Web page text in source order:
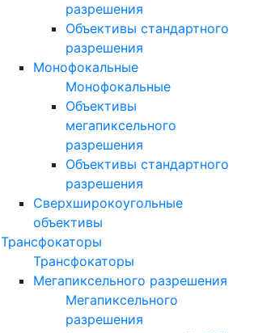
разрешения
Объективы стандартного
разрешения
Монофокальные
Монофокальные
Объективы
мегапиксельного
разрешения
Объективы стандартного
разрешения
Сверхширокоугольные
объективы
Трансфокаторы
Трансфокаторы
Мегапиксельного разрешения
Мегапиксельного
разрешения